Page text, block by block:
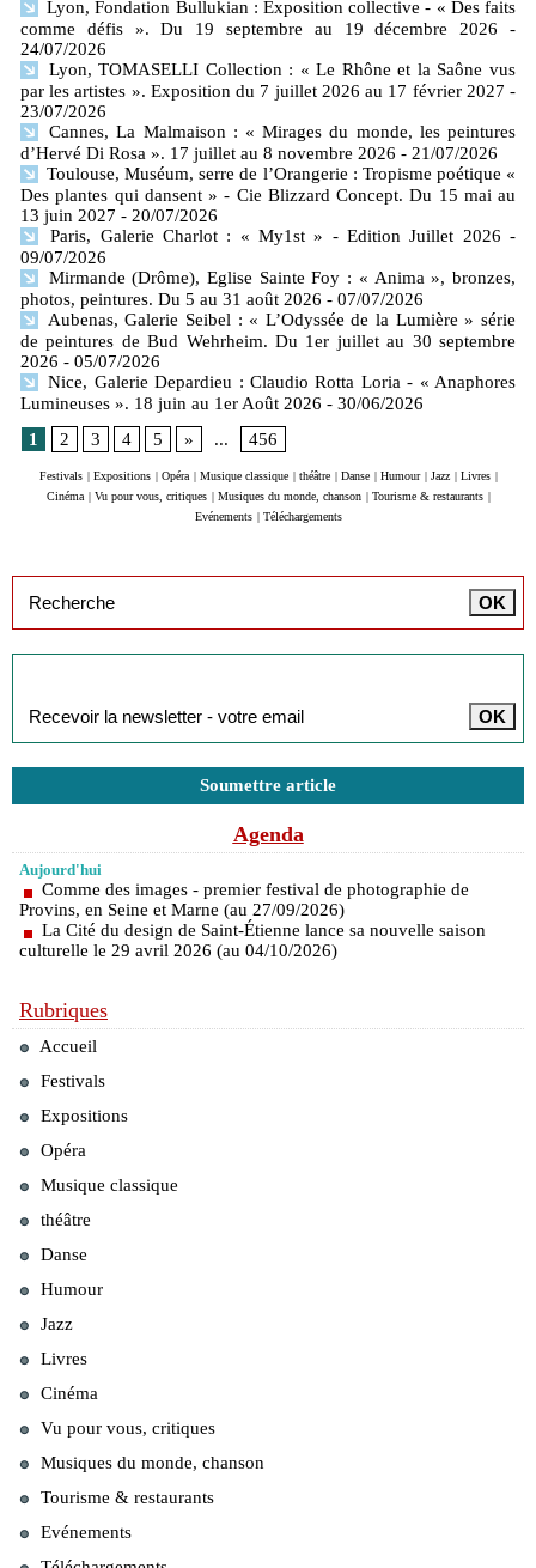
Lyon, Fondation Bullukian : Exposition collective - « Des faits
comme défis ». Du 19 septembre au 19 décembre 2026
-
24/07/2026
Lyon, TOMASELLI Collection : « Le Rhône et la Saône vus
par les artistes ». Exposition du 7 juillet 2026 au 17 février 2027 -
23/07/2026
Cannes, La Malmaison : « Mirages du monde, les peintures
d’Hervé Di Rosa ». 17 juillet au 8 novembre 2026 - 21/07/2026
Toulouse, Muséum, serre de l’Orangerie : Tropisme poétique «
Des plantes qui dansent » - Cie Blizzard Concept. Du 15 mai au
13 juin 2027 - 20/07/2026
Paris, Galerie Charlot : « My1st » - Edition Juillet 2026 -
09/07/2026
Mirmande (Drôme), Eglise Sainte Foy : « Anima », bronzes,
photos, peintures. Du 5 au 31 août 2026 - 07/07/2026
Aubenas, Galerie Seibel : « L’Odyssée de la Lumière » série
de peintures de Bud Wehrheim. Du 1er juillet au 30 septembre
2026 - 05/07/2026
Nice, Galerie Depardieu : Claudio Rotta Loria - « Anaphores
Lumineuses ». 18 juin au 1er Août 2026 - 30/06/2026
1
2 3 4 5 » ... 456
Festivals Expositions Opéra Musique classique théâtre Danse Humour Jazz Livres
Cinéma
Vu pour vous, critiques Musiques du monde, chanson Tourisme & restaurants
Evénements
Téléchargements
Soumettre article
Agenda
Aujourd'hui
Comme des images - premier festival de photographie de
Provins, en Seine et Marne (au 27/09/2026)
La Cité du design de Saint-Étienne lance sa nouvelle saison
culturelle le 29 avril 2026 (au 04/10/2026)
Rubriques
Accueil
Festivals
Expositions
Opéra
Musique classique
théâtre
Danse
Humour
Jazz
Livres
Cinéma
Vu pour vous, critiques
Musiques du monde, chanson
Tourisme & restaurants
Evénements